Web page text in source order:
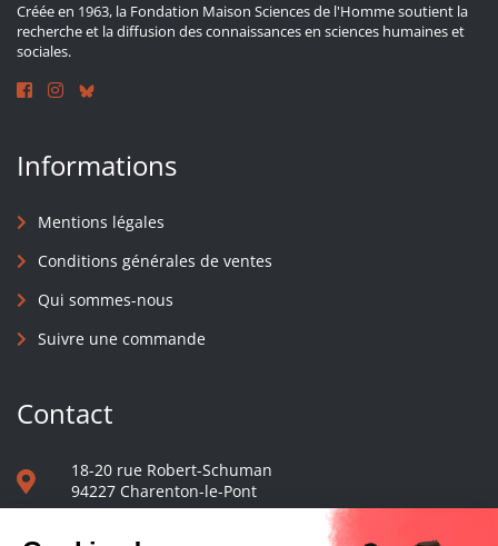
Créée en 1963, la Fondation Maison Sciences de l'Homme soutient la
recherche et la diffusion des connaissances en sciences humaines et
sociales.
Informations
Mentions légales
Conditions générales de ventes
Qui sommes-nous
Suivre une commande
Contact
18-20 rue Robert-Schuman
94227 Charenton-le-Pont